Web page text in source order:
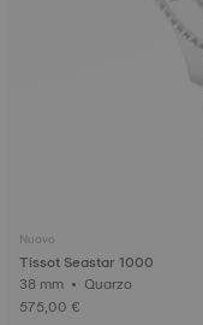
Nuovo
Tissot Seastar 1000
38 mm • Quarzo
575,00 €